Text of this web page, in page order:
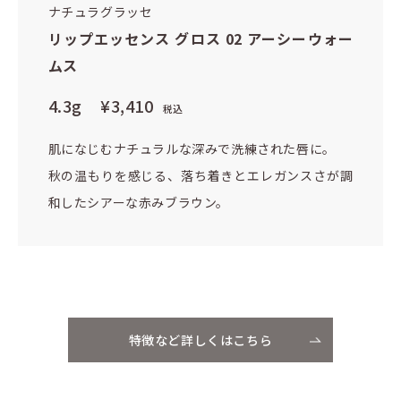
ナチュラグラッセ
リップエッセンス グロス 02 アーシーウォー
ムス
4.3g ¥3,410 税込
肌になじむナチュラルな深みで洗練された唇に。
秋の温もりを感じる、落ち着きとエレガンスさが調
和したシアーな赤みブラウン。
特徴など詳しくはこちら